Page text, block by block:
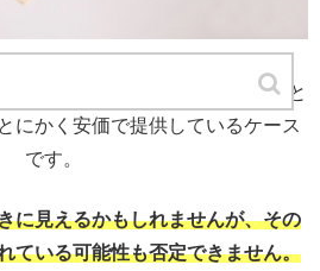
車ディーラーが新古車であること
にかく安価で提供しているケース
です。
に見えるかもしれませんが、その
ている可能性も否定できません。